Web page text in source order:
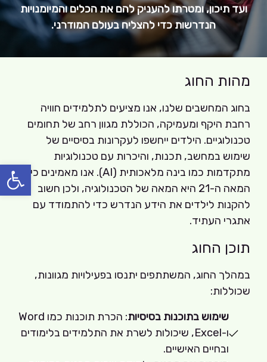
פתח
ועד תיכון, ומטרתו להעניק להם את הכלים והמיומנויות
הנדרשות כדי להצליח בעולם המודרני.
מהות החוג
בחוג המחשבים שלנו, אנו מציעים לתלמידים חוויה
רחבת היקף ומעמיקה, הכוללת מגוון רחב של תחומים
טכנולוגיים. הילדים ייחשפו לעקרונות בסיסיים של
שימוש במחשב, תכנות, והיכרות עם טכנולוגיות
מתקדמות כמו בינה מלאכותית (AI). אנו מאמינים כי
המאה ה-21 היא המאה של הטכנולוגיה, ולכן חשוב
להקנות לילדים את הידע הנדרש כדי להתמודד עם
אתגרי העתיד.
תוכן החוג
במהלך החוג, המשתתפים יתנסו בפעילויות מגוונות,
שכוללות:
שימוש בתוכנות בסיסיות
: הכרת תוכנות כמו Word
ו-Excel, שיכולות לשרת את התלמידים בלימודים
ובחיים האישיים.